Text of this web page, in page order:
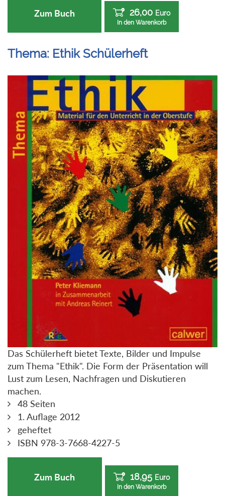
Zum Buch 26,00 Euro
In den Warenkorb
Thema: Ethik Schülerheft
Das Schülerheft bietet Texte, Bilder und Impulse
zum Thema "Ethik". Die Form der Präsentation will
Lust zum Lesen, Nachfragen und Diskutieren
machen.
48 Seiten
1. Auflage 2012
geheftet
ISBN 978-3-7668-4227-5
Zum Buch 18,95 Euro
In den Warenkorb